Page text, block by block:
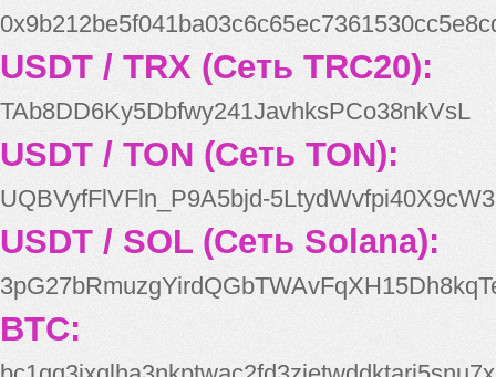
USDT / TRX (Сеть TRC20):
TAb8DD6Ky5Dbfwy241JavhksPCo38nkVsL
USDT / TON (Сеть TON):
UQBVyfFlVFln_P9A5bjd-
USDT / SOL (Сеть Solana):
BTC: